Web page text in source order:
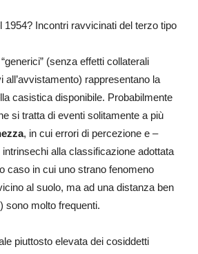
(senza effetti collaterali
rappresentano la
casistica disponibile. Probabilmente
si tratta di eventi solitamente a più
, in cui errori di percezione e –
alla classificazione adottata
caso in cui uno strano fenomeno
al suolo, ma ad una distanza ben
sono molto frequenti.
piuttosto elevata dei cosiddetti